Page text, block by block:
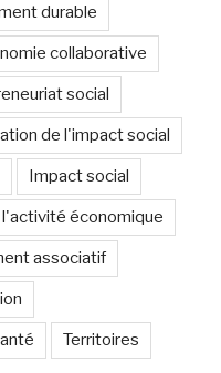
durable
collaborative
social
de l'impact social
Impact social
économique
associatif
Territoires